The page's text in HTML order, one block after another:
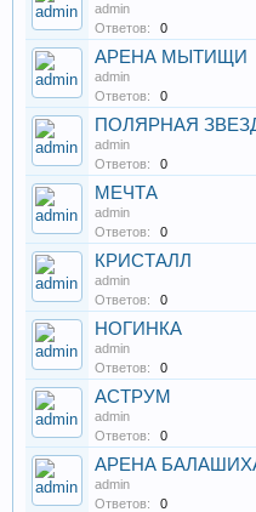
admin
Ответов:
0
АРЕНА МЫТИЩИ
admin
Ответов:
0
ПОЛЯРНАЯ
admin
Ответов:
0
МЕЧТА
admin
Ответов:
0
КРИСТАЛЛ
admin
Ответов:
0
НОГИНКА
admin
Ответов:
0
АСТРУМ
admin
Ответов:
0
АРЕНА
admin
Ответов:
0